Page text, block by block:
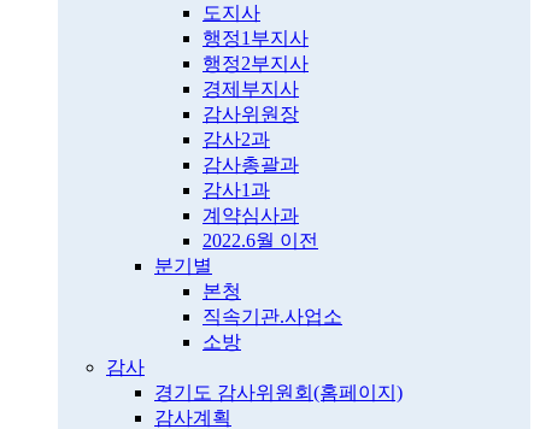
도지사
행정1부지사
행정2부지사
경제부지사
감사위원장
감사2과
감사총괄과
감사1과
계약심사과
2022.6월 이전
분기별
본청
직속기관.사업소
소방
감사
경기도 감사위원회(홈페이지)
감사계획